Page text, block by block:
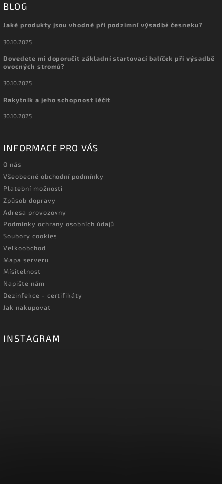
BLOG
Jaké produkty jsou vhodné při podzimní výsadbě česneku?
30.10.2025
Dovedete mi doporučit základní startovací balíček při výsadbě
ovocných stromů?
30.10.2025
Rakytník a jeho schopnost léčit
30.10.2025
INFORMACE PRO VÁS
O nás
Všeobecné obchodní podmínky
Platební možnosti
Způsob dopravy
Adresa provozovny
Podmínky ochrany osobních údajů
Soubory cookies
Velkoobchod
Mapa serveru
Mísitelnost
Napište nám
Dezinfekce - certifikáty
Jak nakupovat
INSTAGRAM